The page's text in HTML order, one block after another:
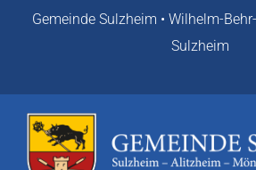
Gemeinde Sulzheim • Wilhelm-
Sulzheim